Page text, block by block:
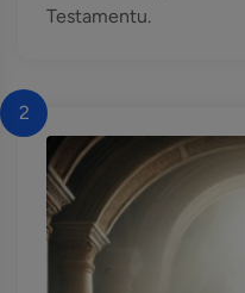
Testamentu.
2